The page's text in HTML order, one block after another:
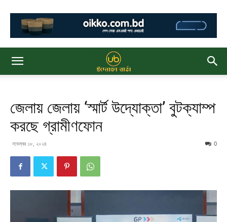
জেলায় জেলায় ‘স্মার্ট উদ্যোক্তা’ বুটক্যাম্প
করছে গ্রামীণফোন
নভেম্বর ১৮, ২০২৪ 0